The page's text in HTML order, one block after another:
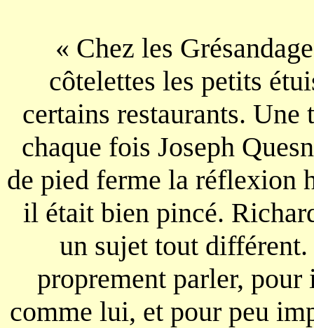
« Chez les
côtelettes les petits
certains restaurants.
chaque fois Joseph
de pied ferme la réflexion
il était bien pincé.
un sujet tout
proprement parler,
comme lui, et pour peu